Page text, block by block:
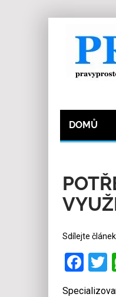
DOMŮ
Sdílejte